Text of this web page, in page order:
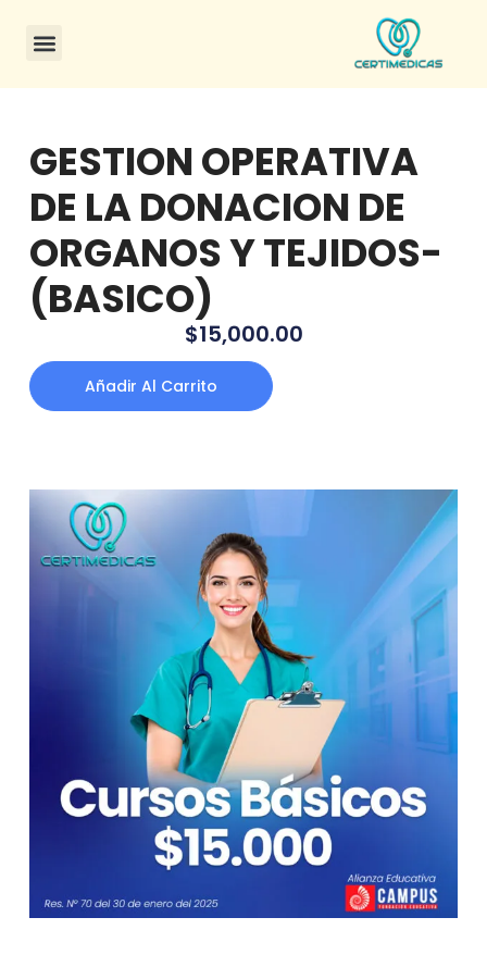
GESTION OPERATIVA
DE LA DONACION DE
ORGANOS Y TEJIDOS-
(BASICO)
$15,000.00
Añadir Al Carrito